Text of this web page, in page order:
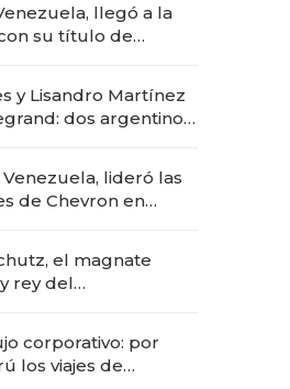
llegó a la
su título de
"fast premium"
y Lisandro Martínez
dos argentinos
lideró las
de Chevron en
el magnate
rey del
corporativo: por
los viajes de